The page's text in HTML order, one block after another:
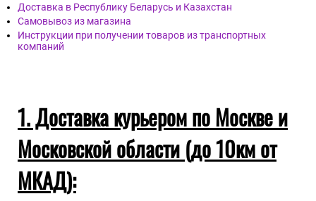
Доставка в Республику Беларусь и Казахстан
Самовывоз из магазина
Инструкции при получении товаров из транспортных
компаний
1. Доставка курьером по Москве и
Московской области (до 10км от
МКАД):